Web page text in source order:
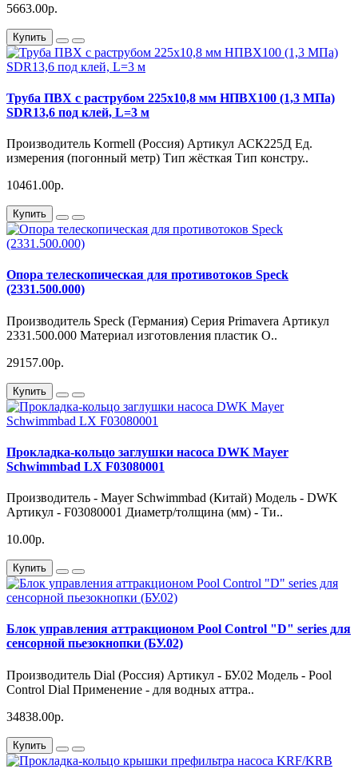
5663.00р.
Купить
Труба ПВХ с раструбом 225х10,8 мм НПВХ100 (1,3 МПа)
SDR13,6 под клей, L=3 м
Производитель Kormell (Россия) Артикул АСК225Д Ед.
измерения (погонный метр) Тип жёсткая Тип констру..
10461.00р.
Купить
Опора телескопическая для противотоков Speck
(2331.500.000)
Производитель Speck (Германия) Серия Primavera Артикул
2331.500.000 Материал изготовления пластик О..
29157.00р.
Купить
Прокладка-кольцо заглушки насоса DWK Mayer
Schwimmbad LX F03080001
Производитель - Mayer Schwimmbad (Китай) Модель - DWK
Артикул - F03080001 Диаметр/толщина (мм) - Ти..
10.00р.
Купить
Блок управления аттракционом Pool Control "D" series для
сенсорной пьезокнопки (БУ.02)
Производитель Dial (Россия) Артикул - БУ.02 Модель - Pool
Control Dial Применение - для водных аттра..
34838.00р.
Купить